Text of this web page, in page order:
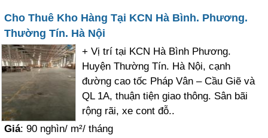
Cho Thuê Kho Hàng Tại KCN Hà Bình. Phương.
Thường Tín. Hà Nội
+ Vị trí tại KCN Hà Bình Phương.
Huyện Thường Tín. Hà Nội, cạnh
đường cao tốc Pháp Vân – Cầu Giẽ và
QL 1A, thuận tiện giao thông. Sân bãi
rộng rãi, xe cont đỗ..
Giá: 90 nghìn/ m²/ tháng